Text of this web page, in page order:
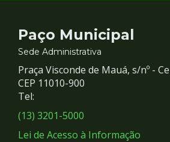
Contato
e
Redes
Sociais
Paço Municipal
Sede Administrativa
Praça Visconde de Mauá, s/nº -
CEP 11010-900
Tel:
(13) 3201-5000
Lei de Acesso à Informação